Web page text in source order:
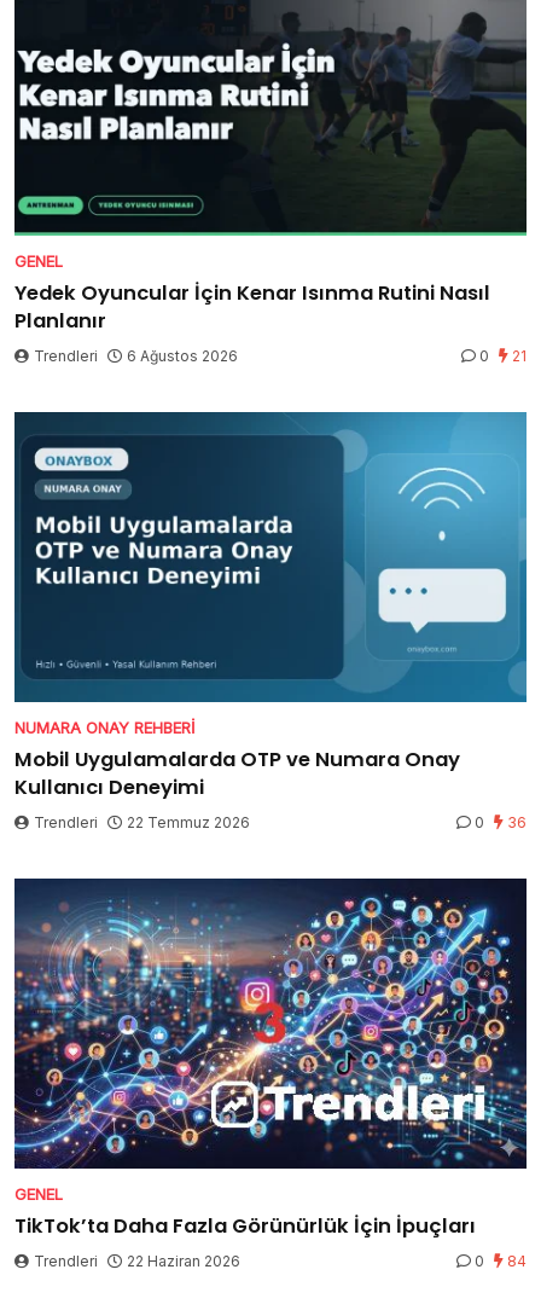
GENEL
Yedek Oyuncular İçin Kenar Isınma Rutini Nasıl
Planlanır
Trendleri 6 Ağustos 2026 0 21
NUMARA ONAY REHBERI
Mobil Uygulamalarda OTP ve Numara Onay
Kullanıcı Deneyimi
Trendleri 22 Temmuz 2026 0 36
GENEL
TikTok’ta Daha Fazla Görünürlük İçin İpuçları
Trendleri 22 Haziran 2026 0 84